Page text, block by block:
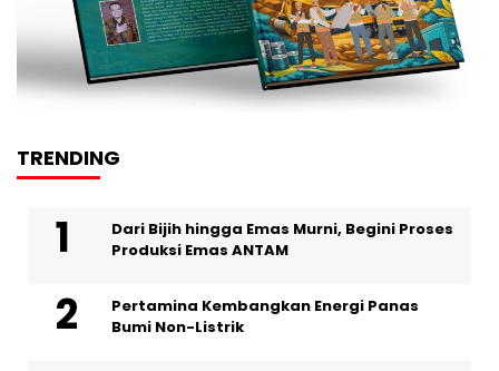
TRENDING
Dari Bijih hingga Emas Murni, Begini Proses
Produksi Emas ANTAM
Pertamina Kembangkan Energi Panas
Bumi Non-Listrik